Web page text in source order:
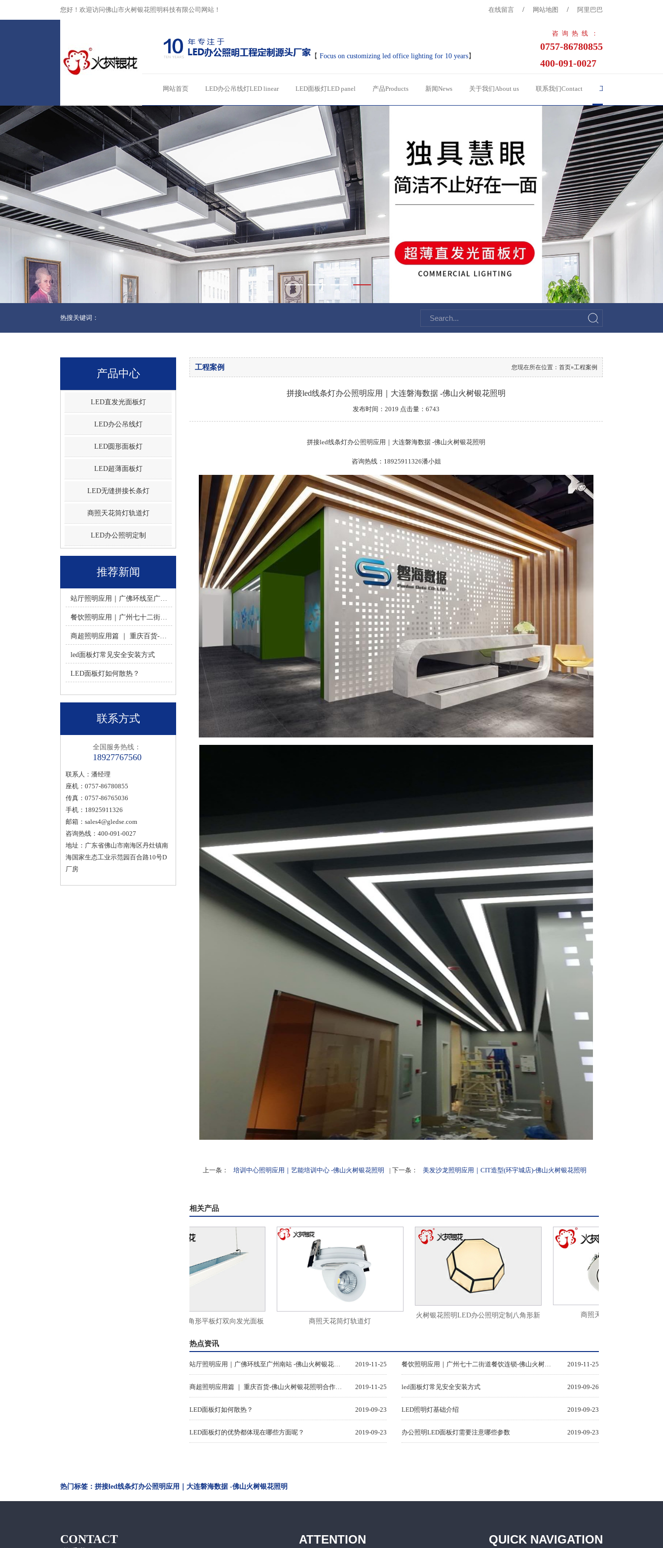
您好！欢迎访问佛山市火树银花照明科技有限公司网站！ 在线留言 / 网站地图 / 阿里巴巴
【 Focus on customizing led office lighting for 10 years】
咨询热线：
0757-86780855
400-091-0027
网站首页 LED办公吊线灯LED linear LED面板灯LED panel 产品Products 新闻News 关于我们About us 联系我们Contact 工程案例
热搜关键词：
产品中心
LED直发光面板灯
LED办公吊线灯
LED圆形面板灯
LED超薄面板灯
LED无缝拼接长条灯
商照天花筒灯轨道灯
LED办公照明定制
推荐新闻
站厅照明应用｜广佛环线至广州南站 -佛山火树银花照明
餐饮照明应用｜广州七十二街道餐饮连锁-佛山火树银花照明
商超照明应用篇 ｜ 重庆百货-佛山火树银花照明合作历程
led面板灯常见安全安装方式
LED面板灯如何散热？
联系方式
全国服务热线：
18927767560
联系人：潘经理
座机：0757-86780855
传真：0757-86765036
手机：18925911326
邮箱： sales4@gledse.com
咨询热线：400-091-0027
地址：广东省佛山市南海区丹灶镇南
海国家生态工业示范园百合路10号D
厂房
您现在所在位置： 首页»工程案例
工程案例
拼接led线条灯办公照明应用｜大连磐海数据 -佛山火树银花照明
发布时间：2019 点击量：6743
拼接led线条灯办公照明应用｜大连磐海数据 -佛山火树银花照明
咨询热线：18925911326潘小姐
上一条： 培训中心照明应用｜艺能培训中心 -佛山火树银花照明 | 下一条： 美发沙龙照明应用｜CIT造型(环宇城店)-佛山火树银花照明
相关产品
火树银花照明三角形平板灯双向发光面板
灯LED办公吊线灯ds33
商照天花筒灯轨道灯
火树银花照明LED办公照明定制八角形新 商照天花筒灯轨道灯SL
热点资讯
站厅照明应用｜广佛环线至广州南站 -佛山火树银花照明 2019-11-25 餐饮照明应用｜广州七十二街道餐饮连锁-佛山火树银花照明 2019-11-25
商超照明应用篇 ｜ 重庆百货-佛山火树银花照明合作历程 2019-11-25 led面板灯常见安全安装方式 2019-09-26
LED面板灯如何散热？ 2019-09-23 LED照明灯基础介绍 2019-09-23
LED面板灯的优势都体现在哪些方面呢？ 2019-09-23 办公照明LED面板灯需要注意哪些参数 2019-09-23
热门标签：拼接led线条灯办公照明应用｜大连磐海数据 -佛山火树银花照明
CONTACT ATTENTION QUICK NAVIGATION